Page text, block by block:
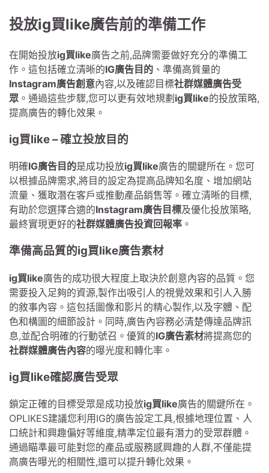
投放ig買like廣告前的準備工作
在開始投放ig買like廣告之前,品牌需要做好充分的準備工
作。這包括確立清晰的IG廣告目的 、準備高質量的
Instagram廣告創意內容,以及確認目標社群媒體廣告受
眾 。通過這些步驟,您可以更有效地規劃ig買like的投放策略,
提高廣告的轉化效果。
ig買like – 確立投放目的
明確IG廣告目的是成功投放ig買like廣告的關鍵所在。您可
以根據品牌需求,將目的設定為提高品牌知名度、增加網站
流量、獲取潛在客戶或推動產品銷售等。確立清晰的目標,
有助於您選擇合適的Instagram廣告目標及優化投放策略,
最終實現更好的社群媒體廣告投資回報率 。
準備高品質的ig買like廣告素材
ig買like廣告的成功很大程度上取決於創意內容的品質。您
需要投入足夠的資源,製作出吸引人的視覺效果和引人入勝
的敘事內容。這包括圖像和影片的精心製作,以及字體、配
色和構圖的細節設計。同時,廣告內容務必清楚傳達品牌訊
息,並配合明確的行動號召。優質的IG廣告素材將提高您的
社群媒體廣告內容的曝光度和轉化率。
ig買like確認廣告受眾
鎖定正確的目標受眾是成功投放ig買like廣告的關鍵所在。
OPLIKES建議您利用IG的廣告設定工具,根據地理位置、人
口統計和興趣偏好等維度,精準定位最有潛力的受眾群體。
通過瞄準最可能對您的產品或服務感興趣的人群,不僅能提
高廣告曝光的相關性,還可以提升轉化效果。